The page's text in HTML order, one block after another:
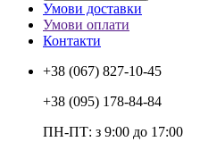
Умови доставки
Умови оплати
Контакти
+38 (067) 827-10-45
+38 (095) 178-84-84
ПН-ПТ: з 9:00 до 17:00